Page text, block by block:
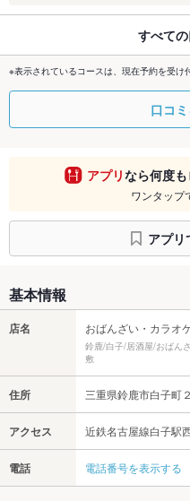
すべて
※表示されているコースは、現在予約を受け
口コ
アプリなら何度
ワンタップ
アプリ
基本情報
店名 おばんざい・カラオ
鈴鹿/白子/居酒屋/おばん
敷
住所 三重県鈴鹿市白子町
アクセス 近鉄名古屋線白子駅
電話 電話番号を表示する